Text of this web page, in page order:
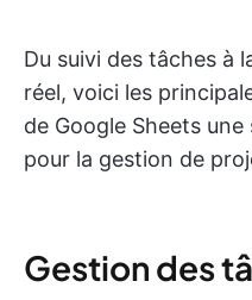
Du suivi des tâches à
réel, voici les
de Google Sheets
pour la gestion de
Gestion des